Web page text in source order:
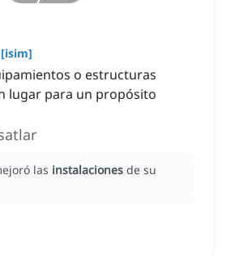
[isim]
o estructuras
lugar para un propósito
las instalaciones de su